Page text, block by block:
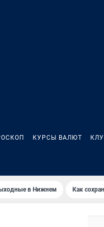
КУРСЫ ВАЛЮТ
в Нижнем Как